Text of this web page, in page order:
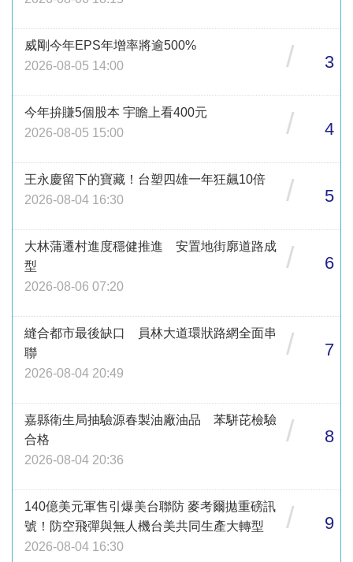
威剛今年EPS年增率將逾500%
2026-08-05 14:00
/ 3
今年拚賺5個股本 宇瞻上看400元
2026-08-05 15:00
/ 4
王永慶留下的寶藏！台塑四雄一年狂飆10倍
2026-08-04 16:30
/ 5
大林蒲遷村進度穩健推進 安置地街廓道路成
型
2026-08-06 07:20
/ 6
縫合都市最後缺口 員林大道環狀路網全面串
聯
2026-08-04 20:49
/ 7
嘉縣衛生局抽驗源春製油廠油品 苯駢芘檢驗
合格
2026-08-04 20:36
/ 8
140億美元軍售引爆美台聯防 麥考爾拋重磅訊
號！防空飛彈與無人機台美共同生產大轉型
2026-08-04 16:30
/ 9